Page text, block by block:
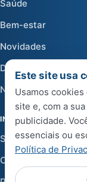
Saúde
Bem-estar
Novidades
Dicas
Notícias
INSTITUCIONAL
Sobre a Life Center
Central de Ajuda
Este site usa
Usamos
site e, com a
publicidade.
essenciais ou
Política de